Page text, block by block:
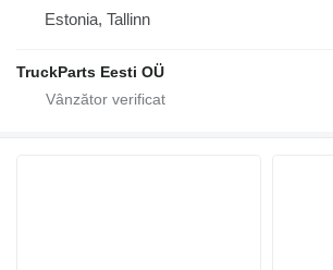
Estonia, Tallinn
TruckParts Eesti OÜ